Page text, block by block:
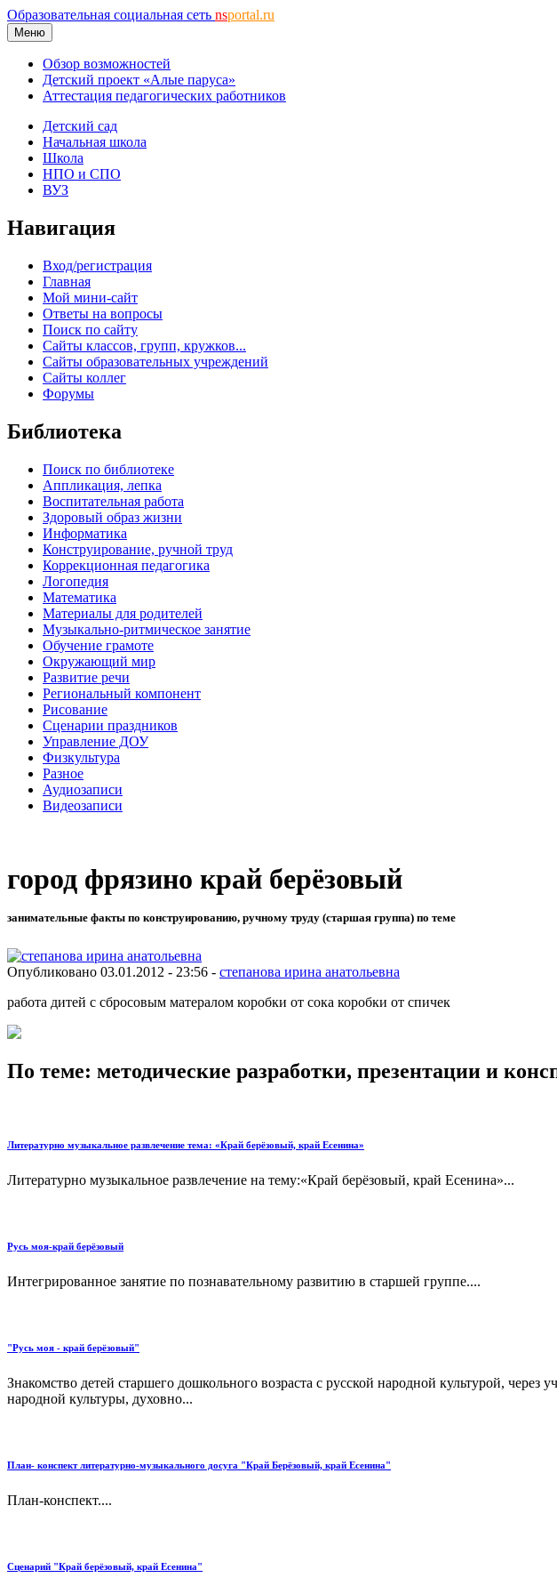
Образовательная социальная сеть nsportal.ru
Меню
Обзор возможностей
Детский проект «Алые паруса»
Аттестация педагогических работников
Детский сад
Начальная школа
Школа
НПО и СПО
ВУЗ
Навигация
Вход/регистрация
Главная
Мой мини-сайт
Ответы на вопросы
Поиск по сайту
Сайты классов, групп, кружков...
Сайты образовательных учреждений
Сайты коллег
Форумы
Библиотека
Поиск по библиотеке
Аппликация, лепка
Воспитательная работа
Здоровый образ жизни
Информатика
Конструирование, ручной труд
Коррекционная педагогика
Логопедия
Математика
Материалы для родителей
Музыкально-ритмическое занятие
Обучение грамоте
Окружающий мир
Развитие речи
Региональный компонент
Рисование
Сценарии праздников
Управление ДОУ
Физкультура
Разное
Аудиозаписи
Видеозаписи
город фрязино край берёзовый
занимательные факты по конструированию, ручному труду (старшая группа) по теме
Опубликовано 03.01.2012 - 23:56 - степанова ирина анатольевна
работа дитей с сбросовым матералом коробки от сока коробки от спичек
По теме: методические разработки, презентации и
Литературно музыкальное развлечение тема: «Край берёзовый, край Есенина»
Литературно музыкальное развлечение на тему:«Край берёзовый, край Есенина»...
Русь моя-край берёзовый
Интегрированное занятие по познавательному развитию в старшей группе....
"Русь моя - край берёзовый"
Знакомство детей старшего дошкольного возраста с русской народной культурой,
народной культуры, духовно...
План- конспект литературно-музыкального досуга "Край Берёзовый, край Есенина"
План-конспект....
Сценарий "Край берёзовый, край Есенина"